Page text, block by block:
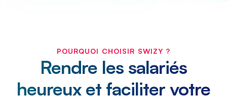
POURQUOI CHOISIR SWIZY ?
Rendre les salariés
heureux et faciliter votre